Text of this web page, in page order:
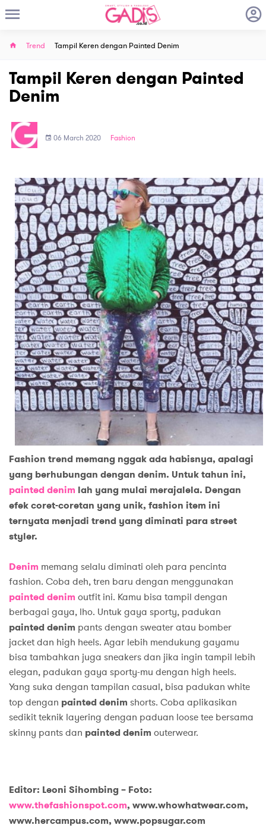
Trend Tampil Keren dengan Painted Denim
Tampil Keren dengan Painted
Denim
06 March 2020 Fashion
Fashion trend memang nggakada habisnya, apalagi
yang berhubungan dengan denim. Untuk tahun ini,
painted denim lah yang mulai merajalela. Dengan
efekcoret-coretan yang unik, fashion item ini
ternyata menjadi trend yang diminati para street
styler.
Denim memang selalu diminati oleh para pencinta
fashion. Coba deh, tren baru dengan menggunakan
painted denim outfit ini. Kamu bisa tampil dengan
berbagai gaya, lho. Untuk gaya sporty, padukan
painted denim pants dengan sweater atau bomber
jacket dan high heels. Agar lebih mendukung gayamu
bisa tambahkan juga sneakers dan jika ingin tampil lebih
elegan, padukan gaya sporty-mu dengan high heels.
Yang suka dengan tampilan casual, bisa padukan white
top dengan painted denim shorts. Coba aplikasikan
sedikit teknik layering dengan paduan loose tee bersama
skinny pants dan painted denim outerwear.
Editor: Leoni Sihombing – Foto:
www.thefashionspot.com, www.whowhatwear.com,
www.hercampus.com, www.popsugar.com